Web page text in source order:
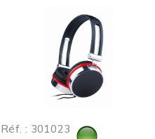
Réf. : 301023